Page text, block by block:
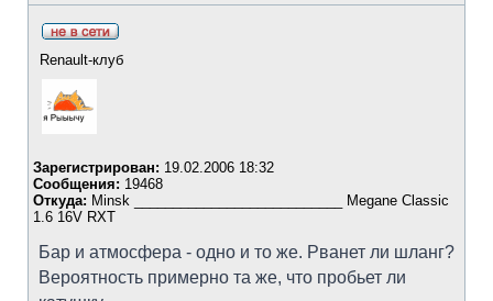
Renault-клуб
Зарегистрирован: 19.02.2006 18:32
Сообщения: 19468
Откуда: Minsk ___________________________ Megane Classic
1.6 16V RXT
Бар и атмосфера - одно и то же. Рванет ли шланг?
Вероятность примерно та же, что пробьет ли